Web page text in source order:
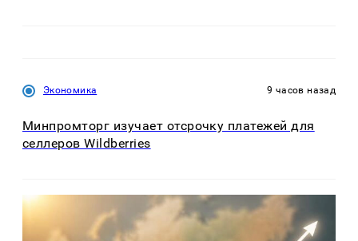
Экономика 9 часов назад
Минпромторг изучает отсрочку платежей для
селлеров Wildberries